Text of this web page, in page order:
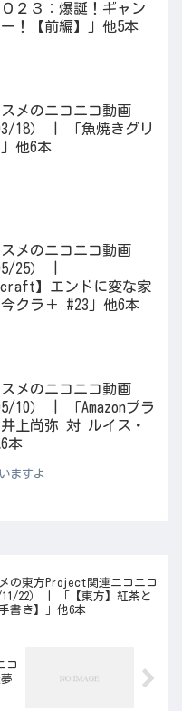
２３：爆誕！ギャン
！【前編】」他5本
メのニコニコ動画
18） | 「魚焼きグリ
他6本
メのニコニコ動画
25） |
】エンドに変な家
クラ＋ #23」他6本
メのニコニコ動画
10） | 「Amazonプラ
上尚弥 対 ルイス・
本
ますよ
の東方Project関連ニコニコ
11/22） | 「【東方】紅茶と
書き】」他6本
コ